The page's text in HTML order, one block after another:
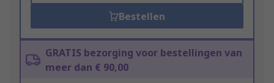
Bestellen
GRATIS bezorging voor bestellingen van
meer dan € 90,00